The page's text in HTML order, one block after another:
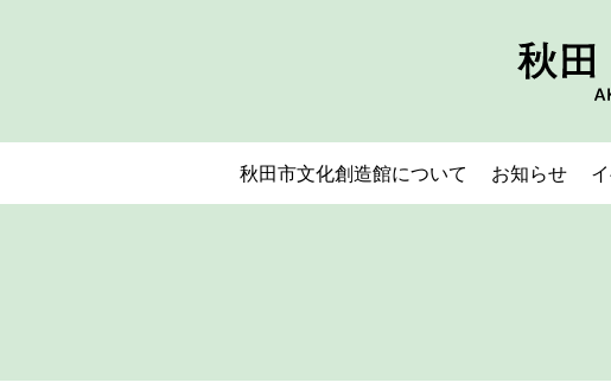
秋田市文化創造館について お知らせ